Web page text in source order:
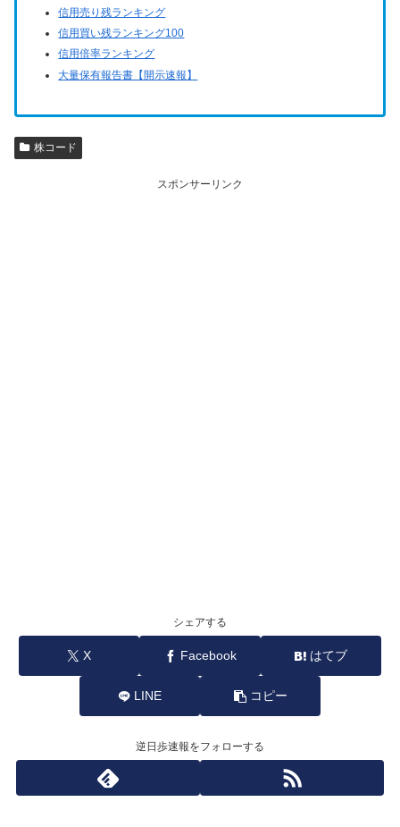
信用売り残ランキング
信用買い残ランキング100
信用倍率ランキング
大量保有報告書【開示速報】
株コード
スポンサーリンク
シェアする
X Facebook はてブ
LINE コピー
逆日歩速報をフォローする